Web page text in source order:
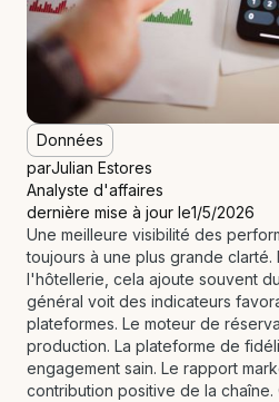
Données
parJulian Estores
Analyste d'affaires
dernière mise à jour le1/5/2026
Une meilleure visibilité des
toujours à une plus grande clarté.
l'hôtellerie, cela ajoute souvent
général voit des indicateurs
plateformes. Le moteur de
production. La plateforme de
engagement sain. Le rapport
contribution positive de la